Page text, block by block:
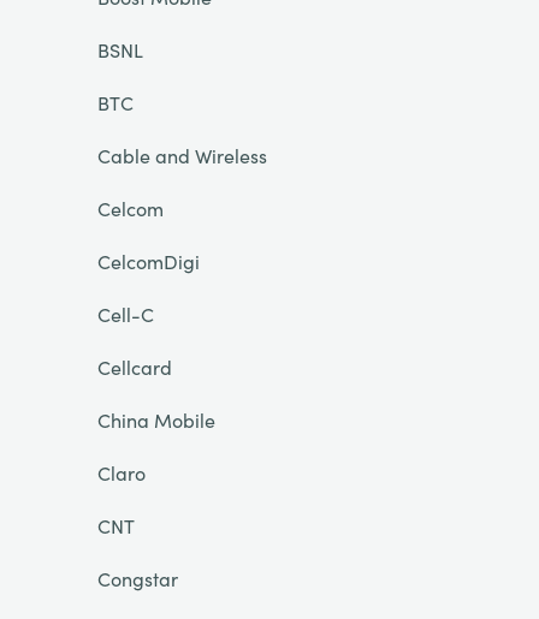
BSNL
BTC
Cable and Wireless
Celcom
CelcomDigi
Cell-C
Cellcard
China Mobile
Claro
CNT
Congstar